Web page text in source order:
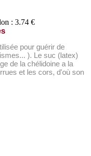
: 3.74 €
pour guérir de
). Le suc (latex)
de la chélidoine a la
et les cors, d'où son